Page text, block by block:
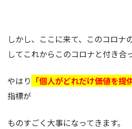
しかし、ここに来て、このコロナ
してこれからこのコロナと付き合
やはり 「個人がどれだけ価値を提
指標が
ものすごく大事になってきます。